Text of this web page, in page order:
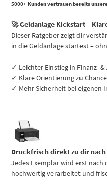
5000+ Kunden vertrauen bereits
🚀 Geldanlage Kickstart –
Dieser Ratgeber zeigt dir
in die Geldanlage startest –
✓ Leichter Einstieg in Finanz-
✓ Klare Orientierung zu
✓ Mehr Sicherheit bei eigenen
Druckfrisch direkt zu dir nach
Jedes Exemplar wird erst
hochwertig verarbeitet und